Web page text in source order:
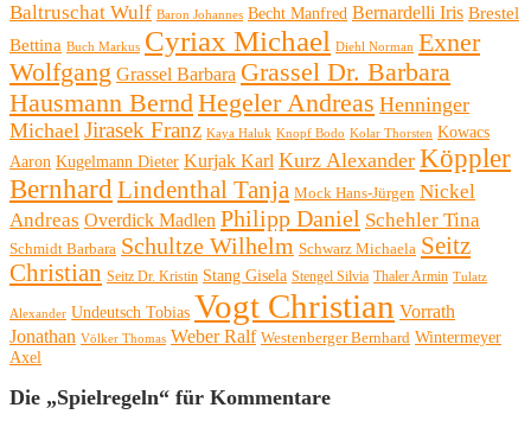
Baltruschat Wulf Baron Johannes Becht Manfred Bernardelli Iris Brestel
Bettina Buch Markus Cyriax Michael Diehl Norman Exner
Wolfgang Grassel Barbara Grassel Dr. Barbara
Hausmann BerndHegeler Andreas Henninger
Michael Jirasek Franz Kaya Haluk Knopf Bodo Kolar Thorsten Kowacs
Aaron Kugelmann Dieter Kurjak Karl Kurz Alexander Köppler
BernhardLindenthal Tanja Mock Hans-Jürgen Nickel
Andreas Overdick Madlen Philipp Daniel Schehler Tina
Schmidt Barbara Schultze Wilhelm Schwarz Michaela Seitz
Christian Seitz Dr. Kristin Stang Gisela Stengel Silvia Thaler Armin Tulatz
Alexander Undeutsch Tobias Vogt Christian Vorrath
Jonathan Völker Thomas Weber Ralf Westenberger Bernhard Wintermeyer
Axel
Die „Spielregeln“ für Kommentare